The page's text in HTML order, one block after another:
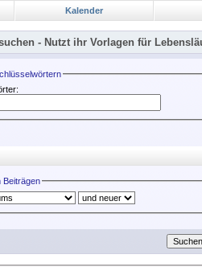
Kalender
- Nutzt ihr Vorlagen für
Beiträgen